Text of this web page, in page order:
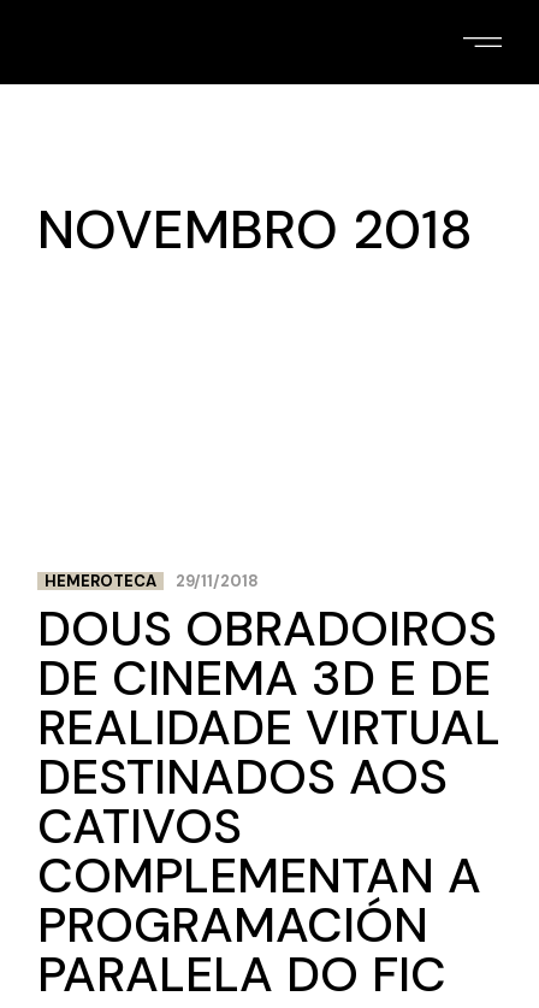
NOVEMBRO 2018
HEMEROTECA 29/11/2018
DOUS OBRADOIROS
DE CINEMA 3D E DE
REALIDADE VIRTUAL
DESTINADOS AOS
CATIVOS
COMPLEMENTAN A
PROGRAMACIÓN
PARALELA DO FIC